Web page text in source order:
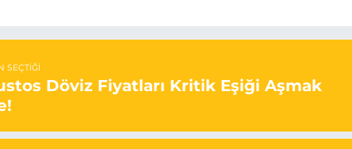
SEÇTIĞI
Döviz Fiyatları Kritik Eşiği Aşmak